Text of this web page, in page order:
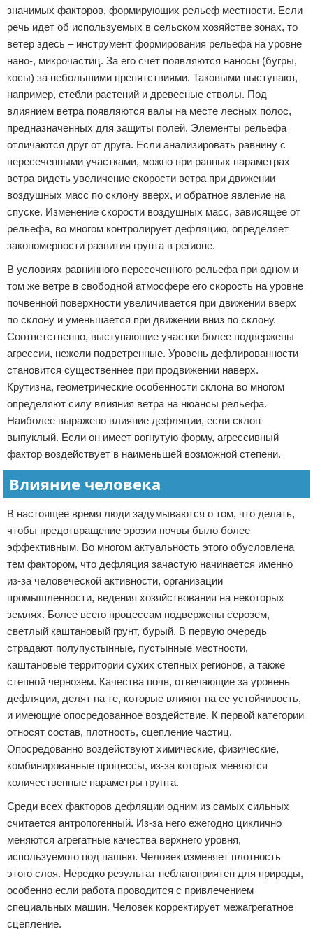
значимых факторов, формирующих рельеф местности. Если
речь идет об используемых в сельском хозяйстве зонах, то
ветер здесь – инструмент формирования рельефа на уровне
нано-, микрочастиц. За его счет появляются наносы (бугры,
косы) за небольшими препятствиями. Таковыми выступают,
например, стебли растений и древесные стволы. Под
влиянием ветра появляются валы на месте лесных полос,
предназначенных для защиты полей. Элементы рельефа
отличаются друг от друга. Если анализировать равнину с
пересеченными участками, можно при равных параметрах
ветра видеть увеличение скорости ветра при движении
воздушных масс по склону вверх, и обратное явление на
спуске. Изменение скорости воздушных масс, зависящее от
рельефа, во многом контролирует дефляцию, определяет
закономерности развития грунта в регионе.
В условиях равнинного пересеченного рельефа при одном и
том же ветре в свободной атмосфере его скорость на уровне
почвенной поверхности увеличивается при движении вверх
по склону и уменьшается при движении вниз по склону.
Соответственно, выступающие участки более подвержены
агрессии, нежели подветренные. Уровень дефлированности
становится существеннее при продвижении наверх.
Крутизна, геометрические особенности склона во многом
определяют силу влияния ветра на нюансы рельефа.
Наиболее выражено влияние дефляции, если склон
выпуклый. Если он имеет вогнутую форму, агрессивный
фактор воздействует в наименьшей возможной степени.
Влияние человека
В настоящее время люди задумываются о том, что делать,
чтобы предотвращение эрозии почвы было более
эффективным. Во многом актуальность этого обусловлена
тем фактором, что дефляция зачастую начинается именно
из-за человеческой активности, организации
промышленности, ведения хозяйствования на некоторых
землях. Более всего процессам подвержены серозем,
светлый каштановый грунт, бурый. В первую очередь
страдают полупустынные, пустынные местности,
каштановые территории сухих степных регионов, а также
степной чернозем. Качества почв, отвечающие за уровень
дефляции, делят на те, которые влияют на ее устойчивость,
и имеющие опосредованное воздействие. К первой категории
относят состав, плотность, сцепление частиц.
Опосредованно воздействуют химические, физические,
комбинированные процессы, из-за которых меняются
количественные параметры грунта.
Среди всех факторов дефляции одним из самых сильных
считается антропогенный. Из-за него ежегодно циклично
меняются агрегатные качества верхнего уровня,
используемого под пашню. Человек изменяет плотность
этого слоя. Нередко результат неблагоприятен для природы,
особенно если работа проводится с привлечением
специальных машин. Человек корректирует межагрегатное
сцепление.